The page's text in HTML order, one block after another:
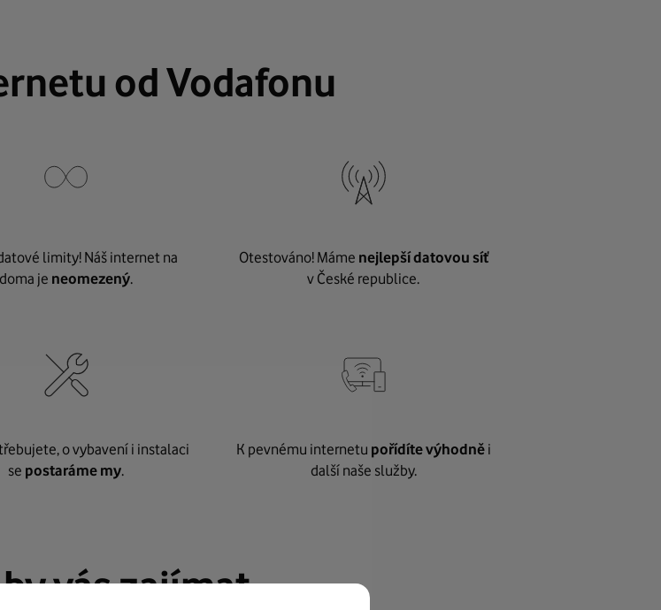
od Vodafonu
limity! Náš internet na
doma je neomezený.
Otestováno! Máme nejlepší datovou síť
v České republice.
o vybavení i instalaci
se postaráme my.
K pevnému internetu pořídíte výhodněi
další naše služby.
vás zajímat